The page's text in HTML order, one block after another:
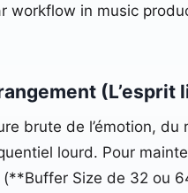
workflow in music
(L’esprit
brute de l’émotion,
lourd. Pour
Size de 32 ou